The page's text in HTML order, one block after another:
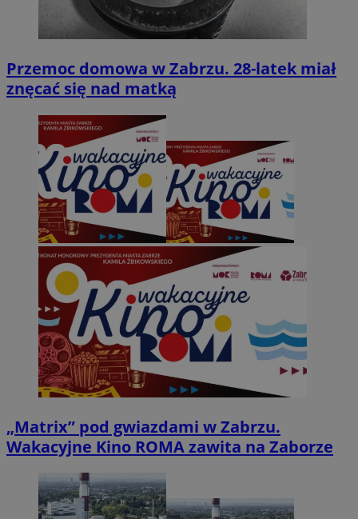
Przemoc domowa w Zabrzu. 28-latek miał
znęcać się nad matką
„Matrix” pod gwiazdami w Zabrzu.
Wakacyjne Kino ROMA zawita na Zaborze